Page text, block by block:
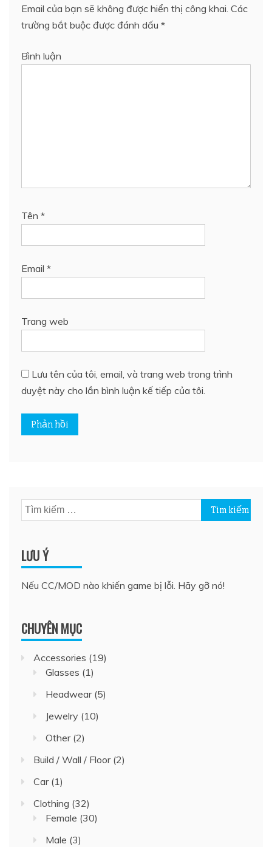
Email của bạn sẽ không được hiển thị công khai. Các
trường bắt buộc được đánh dấu *
Bình luận
Tên *
Email *
Trang web
Lưu tên của tôi, email, và trang web trong trình
duyệt này cho lần bình luận kế tiếp của tôi.
Tìm
kiếm
LƯU Ý
Nếu CC/MOD nào khiến game bị lỗi. Hãy gỡ nó!
CHUYÊN MỤC
Accessories (19)
Glasses (1)
Headwear(5)
Jewelry (10)
Other(2)
Build / Wall / Floor(2)
Car(1)
Clothing (32)
Female (30)
Male (3)